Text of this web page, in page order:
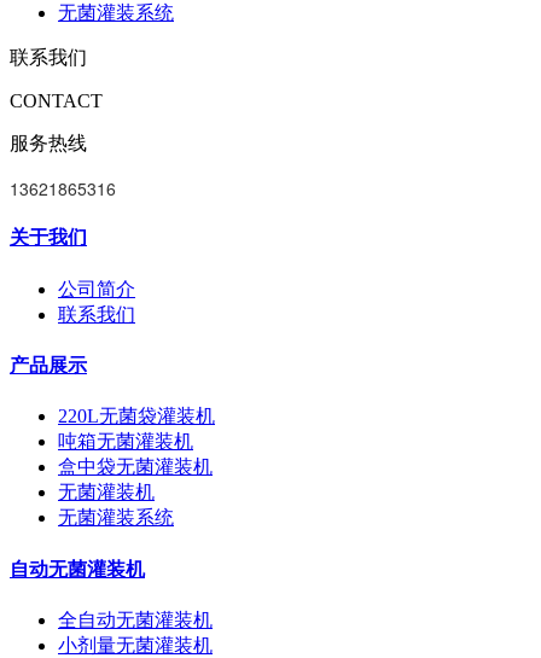
无菌灌装系统
联系我们
CONTACT
服务热线
13621865316
关于我们
公司简介
联系我们
产品展示
220L无菌袋灌装机
吨箱无菌灌装机
盒中袋无菌灌装机
无菌灌装机
无菌灌装系统
自动无菌灌装机
全自动无菌灌装机
小剂量无菌灌装机